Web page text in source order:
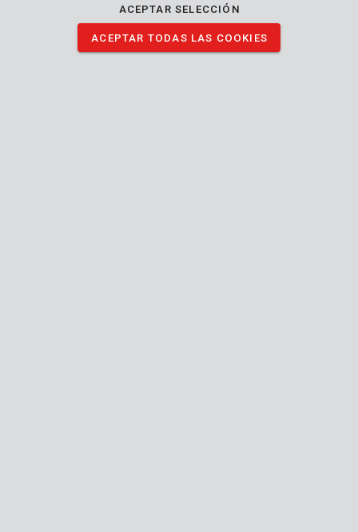
ACEPTAR SELECCIÓN
ACEPTAR TODAS LAS COOKIES